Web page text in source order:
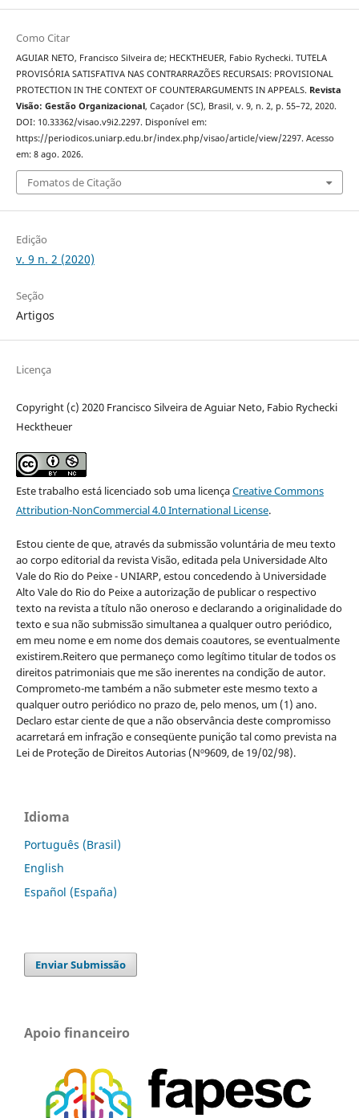
Como Citar
AGUIAR NETO, Francisco Silveira de; HECKTHEUER, Fabio Rychecki. TUTELA
PROVISÓRIA SATISFATIVA NAS CONTRARRAZÕES RECURSAIS: PROVISIONAL
PROTECTION IN THE CONTEXT OF COUNTERARGUMENTS IN APPEALS. Revista
Visão: Gestão Organizacional, Caçador (SC), Brasil, v. 9, n. 2, p. 55–72, 2020.
DOI: 10.33362/visao.v9i2.2297. Disponível em:
https://periodicos.uniarp.edu.br/index.php/visao/article/view/2297. Acesso
em: 8 ago. 2026.
Fomatos de Citação
Edição
v. 9 n. 2 (2020)
Seção
Artigos
Licença
Copyright (c) 2020 Francisco Silveira de Aguiar Neto, Fabio Rychecki
Hecktheuer
Este trabalho está licenciado sob uma licençaCreative Commons
Attribution-NonCommercial 4.0 International License.
Estou ciente de que, através da submissão voluntária de meu texto
ao corpo editorial da revista Visão, editada pela Universidade Alto
Vale do Rio do Peixe - UNIARP, estou concedendo à Universidade
Alto Vale do Rio do Peixe a autorização de publicar o respectivo
texto na revista a título não oneroso e declarando a originalidade do
texto e sua não submissão simultanea a qualquer outro periódico,
em meu nome e em nome dos demais coautores, se eventualmente
existirem.Reitero que permaneço como legítimo titular de todos os
direitos patrimoniais que me são inerentes na condição de autor.
Comprometo-me também a não submeter este mesmo texto a
qualquer outro periódico no prazo de, pelo menos, um (1) ano.
Declaro estar ciente de que a não observância deste compromisso
acarretará em infração e conseqüente punição tal como prevista na
Lei de Proteção de Direitos Autorias (Nº9609, de 19/02/98).
Idioma
Português (Brasil)
English
Español (España)
Enviar Submissão
Apoio financeiro